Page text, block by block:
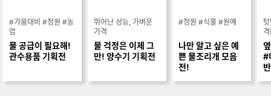
#가뭄대비 #정원 #농
업
물 공급이 필요해!
관수용품 기획전
뛰어난 성능, 가벼운
가격
물 걱정은 이제 그
만! 양수기 기획전
#정원 #식물 #원예
나만 알고 싶은 예
쁜 물조리개 모음
전!
격!
#